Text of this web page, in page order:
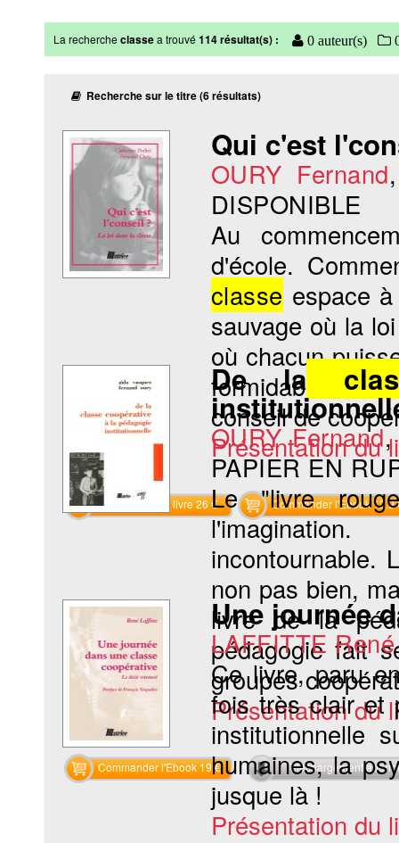
La rechercheclassea trouvé114 résultat(s) : 0 auteur(s)
Recherche sur le titre (6 résultats)
Qui c'est
OURY Fernand
DISPONIBLE
Au
d'école.
classe espace
sauvage où la
où chacun
formidable
conseil de
Présentation du
Commander le livre 26 € Commander l'Ebook 12.9
De la
OURY Fernand
PAPIER EN
Le "livre
incontournable.
non pas bien,
livre de la
pédagogie fait
groupes
Présentation du
Commander l'Ebook 19 € Téléchargement
Une journée
LAFFITTE René
Ce livre, paru
fois très clair et
institutionnelle
humaines, la
jusque là !
Présentation du